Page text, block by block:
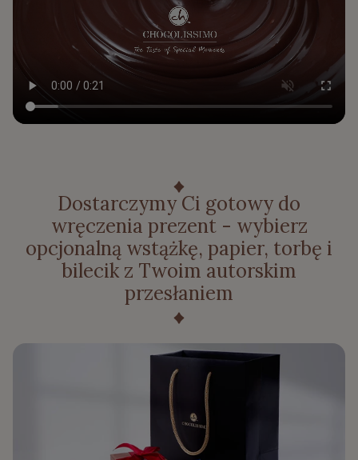
Dostarczymy Ci gotowy do
wręczenia prezent - wybierz
opcjonalną wstążkę, papier, torbę i
bilecik z Twoim autorskim
przesłaniem